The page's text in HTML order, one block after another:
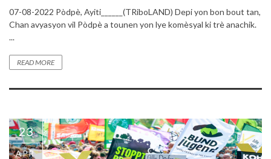
07-08-2022 Pòdpè, Ayiti______(TRiboLAND) Depi yon bon bout tan,
Chan avyasyon vil Pòdpè a tounen yon lye komèsyal ki trè anachik.
...
READ MORE
23
APR